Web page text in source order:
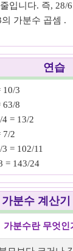
입니다. 즉, 28/
의 가분수 곱셈 .
가분수 곱셈을
분모를 곱합니다
입니다. 즉, 60/
수 곱셈 = 5/1.
가분수 곱셈을
모를 곱합니다.
입니다. 즉,
16/4 × 8/5= 32/5.
의 가분수 곱셈을
모를 곱합니다.
연습
10/3
63/8
4 = 13/2
7/2
= 102/11
= 143/24
= 20/9
= 30/1
= 3/1
2 = 105/34
분수 계산
가분수란 무엇인